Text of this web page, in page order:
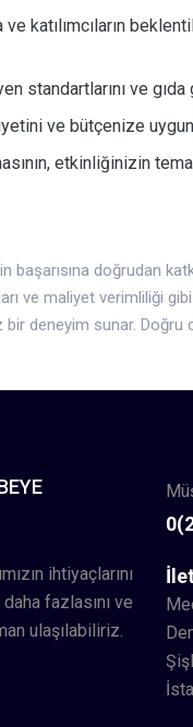
ve katılımcıların
standartlarını ve
ve bütçenize uygun
etkinliğinizin
başarısına doğrudan
ve maliyet verimliliği
deneyim sunar.
ihtiyaçlarını
fazlasını ve
ulaşılabiliriz.